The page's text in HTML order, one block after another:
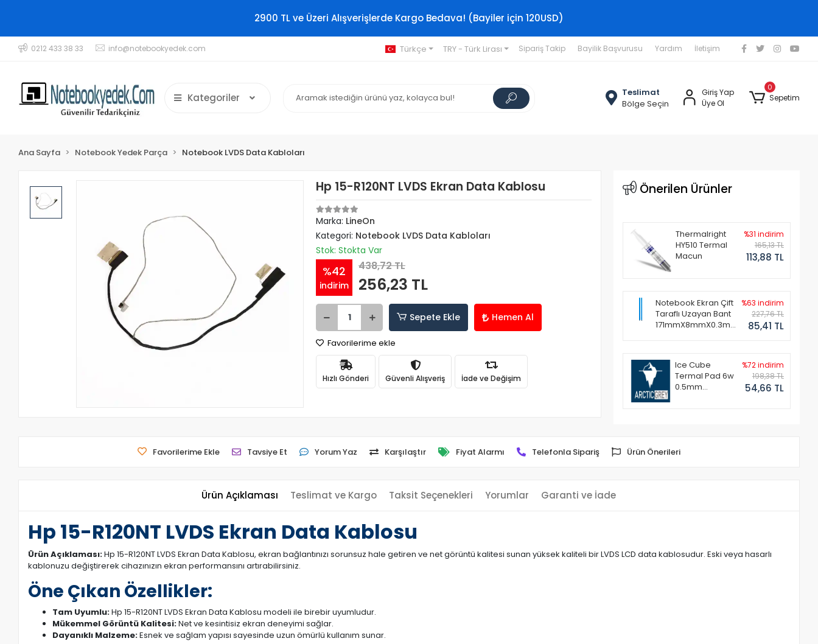
2900 TL ve Üzeri Alışverişlerde Kargo Bedava! (Bayiler için 120USD)
0212 433 38 33 info@notebookyedek.com Türkçe TRY - Türk Lirası Sipariş Takip Bayilik Başvurusu Yardım İletişim
Kategoriler
Teslimat
Bölge Seçin
Giriş Yap
Üye Ol
0
Sepetim
Ana Sayfa Notebook Yedek Parça Notebook LVDS Data Kabloları
Hp 15-R120NT LVDS Ekran Data Kablosu
Marka: LineOn
Kategori: Notebook LVDS Data Kabloları
Stok: Stokta Var
%42
indirim
438,72 TL
256,23 TL
Sepete Ekle Hemen Al
Favorilerime ekle
Hızlı Gönderi Güvenli Alışveriş İade ve Değişim
Önerilen Ürünler
Thermalright
HY510 Termal
Macun
%31 indirim
165,13 TL
113,88 TL
Notebook Ekran Çift
Taraflı Uzayan Bant
171mmX8mmX0.3mm
%63 indirim
227,76 TL
85,41 TL
Ice Cube
Termal Pad 6w
0.5mm
%72 indirim
198,38 TL
54,66 TL
Favorilerime Ekle Tavsiye Et Yorum Yaz Karşılaştır Fiyat Alarmı Telefonla Sipariş Ürün Önerileri
Ürün Açıklaması Teslimat ve Kargo Taksit Seçenekleri Yorumlar Garanti ve İade
Hp 15-R120NT LVDS Ekran Data Kablosu
Ürün Açıklaması:Hp 15-R120NT LVDS Ekran Data Kablosu, ekran bağlantınızı sorunsuz hale getiren ve net görüntü kalitesi sunan yüksek kaliteli bir LVDS LCD data kablosudur. Eski veya hasarlı
kablonuzu değiştirerek cihazınızın ekran performansını artırabilirsiniz.
Öne Çıkan Özellikler:
Tam Uyumlu:Hp 15-R120NT LVDS Ekran Data Kablosu modeli ile birebir uyumludur.
Mükemmel Görüntü Kalitesi:Net ve kesintisiz ekran deneyimi sağlar.
Dayanıklı Malzeme:Esnek ve sağlam yapısı sayesinde uzun ömürlü kullanım sunar.